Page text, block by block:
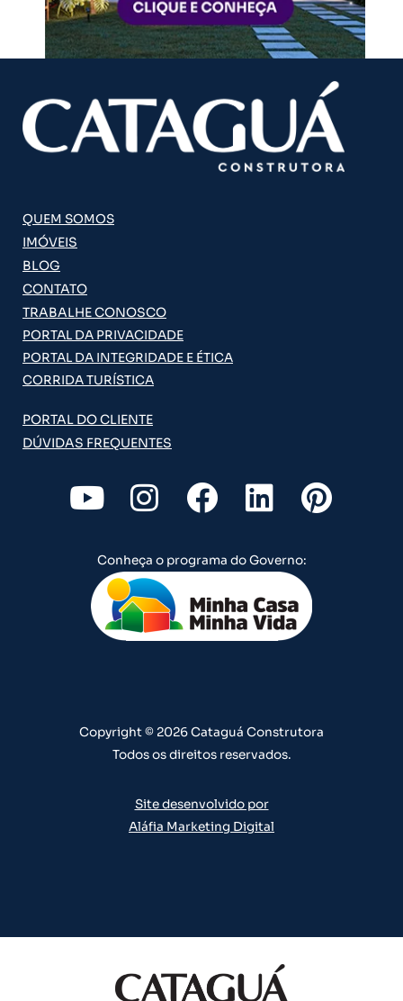
QUEM SOMOS
IMÓVEIS
BLOG
CONTATO
TRABALHE CONOSCO
PORTAL DA PRIVACIDADE
PORTAL DA INTEGRIDADE E ÉTICA
CORRIDA TURÍSTICA
PORTAL DO CLIENTE
DÚVIDAS FREQUENTES
Y
o
u
t
u
b
I
n
s
t
a
g
m
F
a
c
e
b
o
L
i
n
k
e
d
P
i
t
Conheça o programa do Governo:
Copyright © 2026 Cataguá Construtora
Todos os direitos reservados.
Site desenvolvido por
Aláfia Marketing Digital